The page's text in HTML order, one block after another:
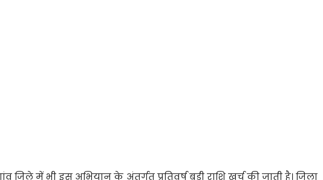
जिले में भी इस अभियान के अंतर्गत प्रतिवर्ष बड़ी राशि खर्च की जाती है। जिला